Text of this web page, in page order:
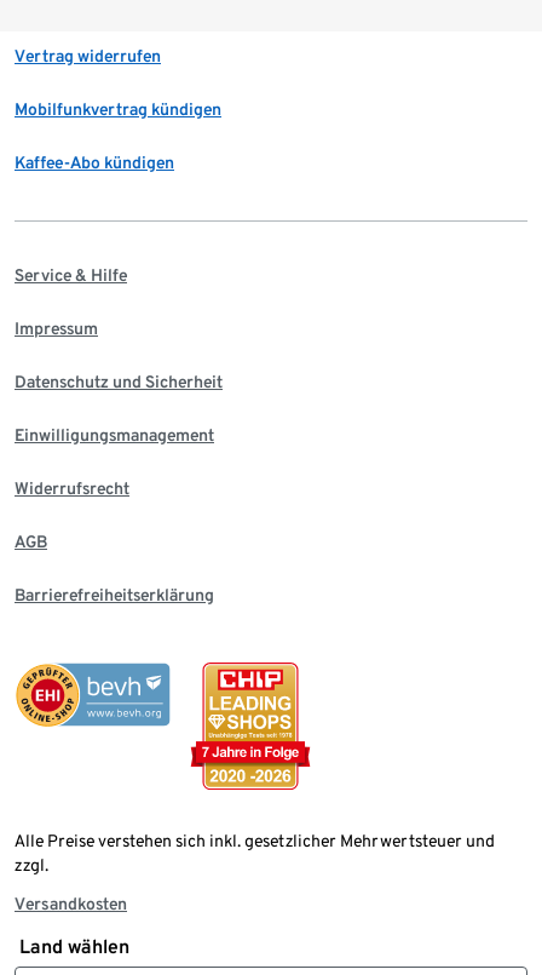
Vertrag widerrufen
Mobilfunkvertrag kündigen
Kaffee-Abo kündigen
Service & Hilfe
Impressum
Datenschutz und Sicherheit
Einwilligungsmanagement
Widerrufsrecht
AGB
Barrierefreiheitserklärung
Alle Preise verstehen sich inkl. gesetzlicher Mehrwertsteuer und
zzgl.
Versandkosten
Land wählen